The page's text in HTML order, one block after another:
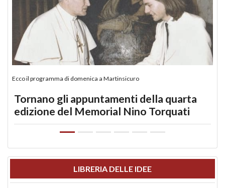
Ecco il programma di domenica a Martinsicuro
Tornano gli appuntamenti della quarta
edizione del Memorial Nino Torquati
LIBRERIA DELLE IDEE